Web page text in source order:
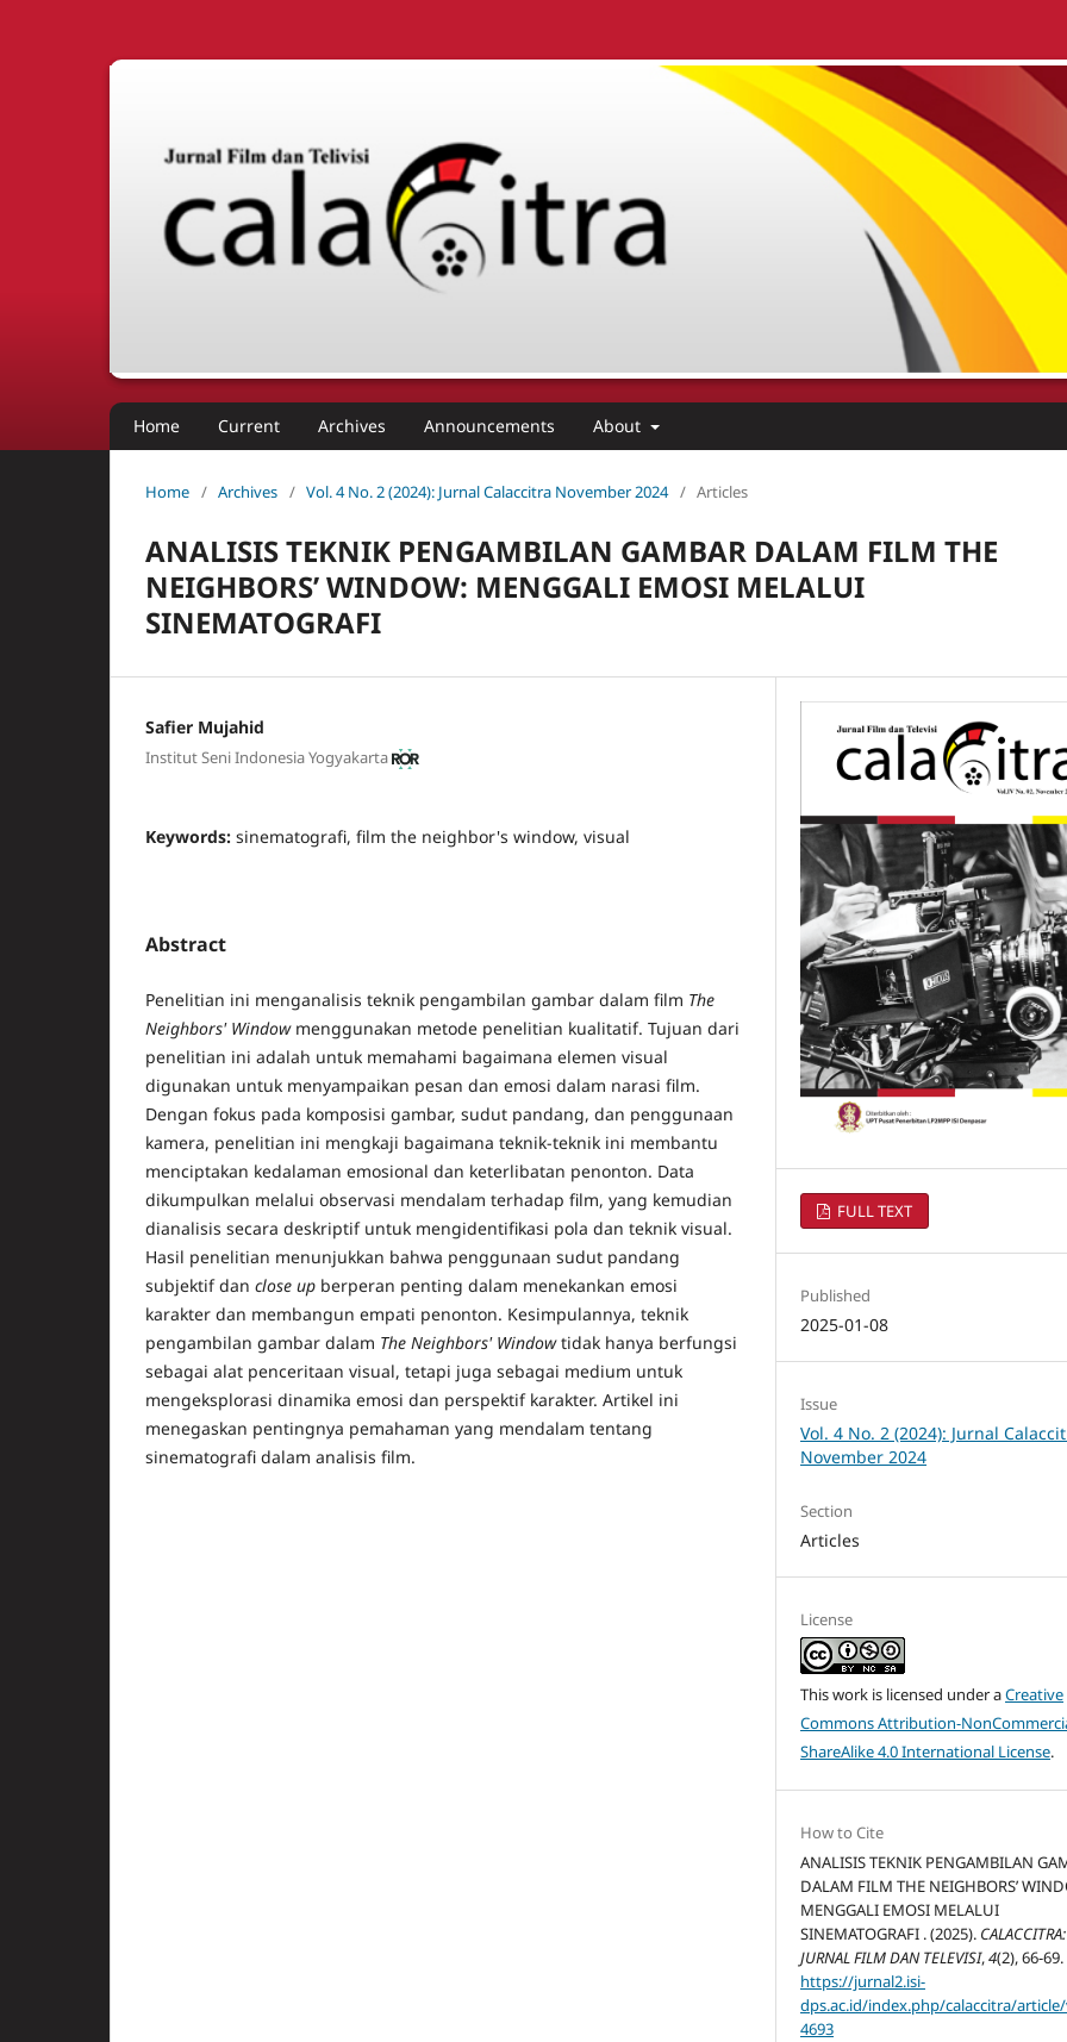
Home Current Archives Announcements About
Home / Archives / Vol. 4 No. 2 (2024): Jurnal Calaccitra November 2024 / Articles
ANALISIS TEKNIK PENGAMBILAN GAMBAR DALAM FILM THE
NEIGHBORS’ WINDOW: MENGGALI EMOSI MELALUI
SINEMATOGRAFI
Safier Mujahid
Institut Seni Indonesia Yogyakarta
Keywords: sinematografi, film the neighbor's window, visual
Abstract
Penelitian ini menganalisis teknik pengambilan gambar dalam film The
Neighbors' Windowmenggunakan metode penelitian kualitatif. Tujuan dari
penelitian ini adalah untuk memahami bagaimana elemen visual
digunakan untuk menyampaikan pesan dan emosi dalam narasi film.
Dengan fokus pada komposisi gambar, sudut pandang, dan penggunaan
kamera, penelitian ini mengkaji bagaimana teknik-teknik ini membantu
menciptakan kedalaman emosional dan keterlibatan penonton. Data
dikumpulkan melalui observasi mendalam terhadap film, yang kemudian
dianalisis secara deskriptif untuk mengidentifikasi pola dan teknik visual.
Hasil penelitian menunjukkan bahwa penggunaan sudut pandang
subjektif dan close up berperan penting dalam menekankan emosi
karakter dan membangun empati penonton. Kesimpulannya, teknik
pengambilan gambar dalam The Neighbors' Windowtidak hanya berfungsi
sebagai alat penceritaan visual, tetapi juga sebagai medium untuk
mengeksplorasi dinamika emosi dan perspektif karakter. Artikel ini
menegaskan pentingnya pemahaman yang mendalam tentang
sinematografi dalam analisis film.
FULL TEXT
Published
2025-01-08
Issue
Vol. 4 No. 2 (2024): Jurnal
November 2024
Section
Articles
License
This work is licensed under aCreative
Commons Attribution-
ShareAlike 4.0 International License.
How to Cite
ANALISIS TEKNIK PENGAMBILAN
DALAM FILM THE NEIGHBORS’
MENGGALI EMOSI MELALUI
SINEMATOGRAFI . (2025). CALACCITRA:
JURNAL FILM DAN TELEVISI,4(2), 66-69.
https://jurnal2.isi-
dps.ac.id/index.php/calaccitra/
4693